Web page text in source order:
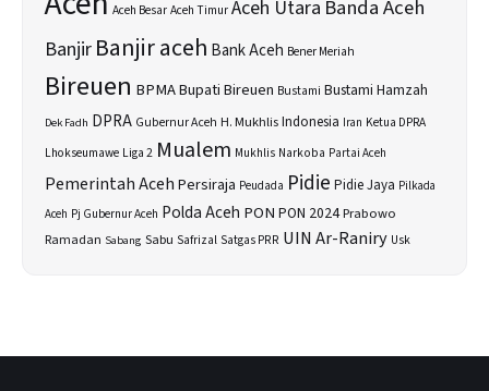
Aceh BesarAceh TimurAceh Utara Banda Aceh
BanjirBanjir aceh Bank Aceh Bener Meriah
Bireuen BPMABupati Bireuen Bustami Bustami Hamzah
Dek Fadh DPRA Gubernur Aceh H. MukhlisIndonesia Iran Ketua DPRA
Lhokseumawe Liga 2 Mualem Mukhlis Narkoba Partai Aceh
Pemerintah AcehPersiraja Peudada Pidie Pidie Jaya Pilkada
Aceh Pj Gubernur Aceh Polda Aceh PON PON 2024Prabowo
Ramadan Sabang Sabu Safrizal Satgas PRR UIN Ar-Raniry Usk